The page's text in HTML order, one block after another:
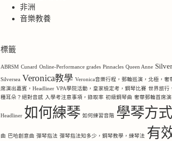
非洲
音樂教養
標籤
ABRSM Cunard Online-Performance grades Pinnacles Queen Anne
Silversea Veronica教學 Veronica音樂行程，郵輪巡演，北極，奢
席演出嘉賓，Headliner VPA學院活動，皇家檢定考，鋼琴比賽 世界旅行
種耳朵？絕對音感 入學考注意事項，錄取率 初級鋼琴曲 奢華郵輪首席演
Headliner 如何練琴 如何練習音階 學琴方式
曲 巴哈創意曲 彈琴指法 彈琴指法知多少，鋼琴教學，練琴法 有